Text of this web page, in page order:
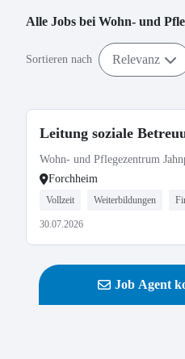
Alle Jobs bei Wohn- und
Sortieren nach Relevanz
Leitung soziale
Wohn- und Pflegezentrum
Forchheim
Vollzeit Weiterbildungen
30.07.2026
Job Agent